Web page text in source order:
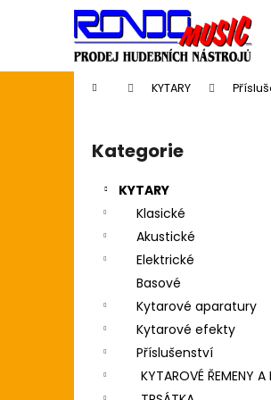
Domů KYTARY
Přeskočit
kategorie
Kategorie
KYTARY
Klasické
Akustické
Elektrické
Basové
Kytarové aparatury
Kytarové efekty
Příslušenství
KYTAROVÉ ŘEMENY A
í
Zpět
do
Zpět
do
SWIFF WS-85 WIRELESS